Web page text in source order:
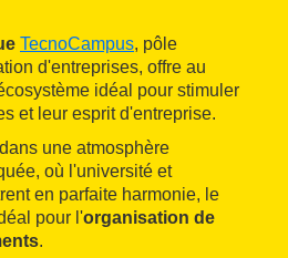
TecnoCampus, pôle
d'entreprises, offre au
idéal pour stimuler
et leur esprit d'entreprise.
une atmosphère
où l'université et
en parfaite harmonie, le
pour l'organisation de
.